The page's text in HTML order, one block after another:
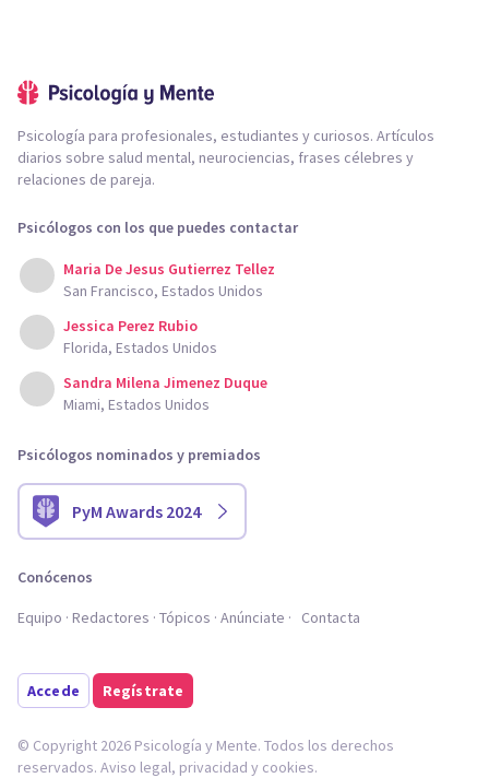
Psicología para profesionales, estudiantes y curiosos. Artículos
diarios sobre salud mental, neurociencias, frases célebres y
relaciones de pareja.
Psicólogos con los que puedes contactar
Maria De Jesus Gutierrez Tellez
San Francisco, Estados Unidos
Jessica Perez Rubio
Florida, Estados Unidos
Sandra Milena Jimenez Duque
Miami, Estados Unidos
Psicólogos nominados y premiados
PyM Awards 2024
Conócenos
Equipo Redactores Tópicos Anúnciate Contacta
Accede Regístrate
© Copyright 2026 Psicología y Mente. Todos los derechos
reservados. Aviso legal, privacidad y cookies.